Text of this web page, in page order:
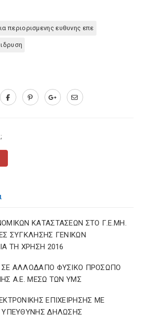
περιορισμενης ευθυνης επε
ιδρυση
ΚΑΤΑΣΤΑΣΕΩΝ ΣΤΟ Γ.Ε.ΜΗ.
ΣΥΓΚΛΗΣΗΣ ΓΕΝΙΚΩΝ
ΤΗ ΧΡΗΣΗ 2016
ΑΛΛΟΔΑΠΟ ΦΥΣΙΚΟ ΠΡΟΣΩΠΟ
Α.Ε. ΜΕΣΩ ΤΩΝ ΥΜΣ
ΕΠΙΧΕΙΡΗΣΗΣ ΜΕ
ΥΠΕΥΘΥΝΗΣ ΔΗΛΩΣΗΣ